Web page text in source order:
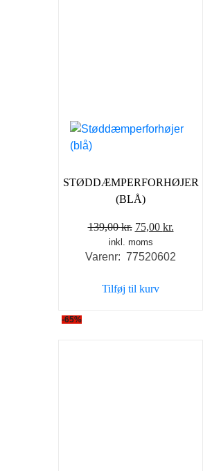
STØDDÆMPERFORHØJER
(BLÅ)
139,00kr. Den
oprindelige
pris
139,00 kr..
75,00 kr.
pris
inkl. moms
Varenr: 77520602
Tilføj til kurv
-65%